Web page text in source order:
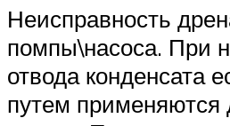
Неисправность
помпы\насоса. При
отвода конденсата
путем